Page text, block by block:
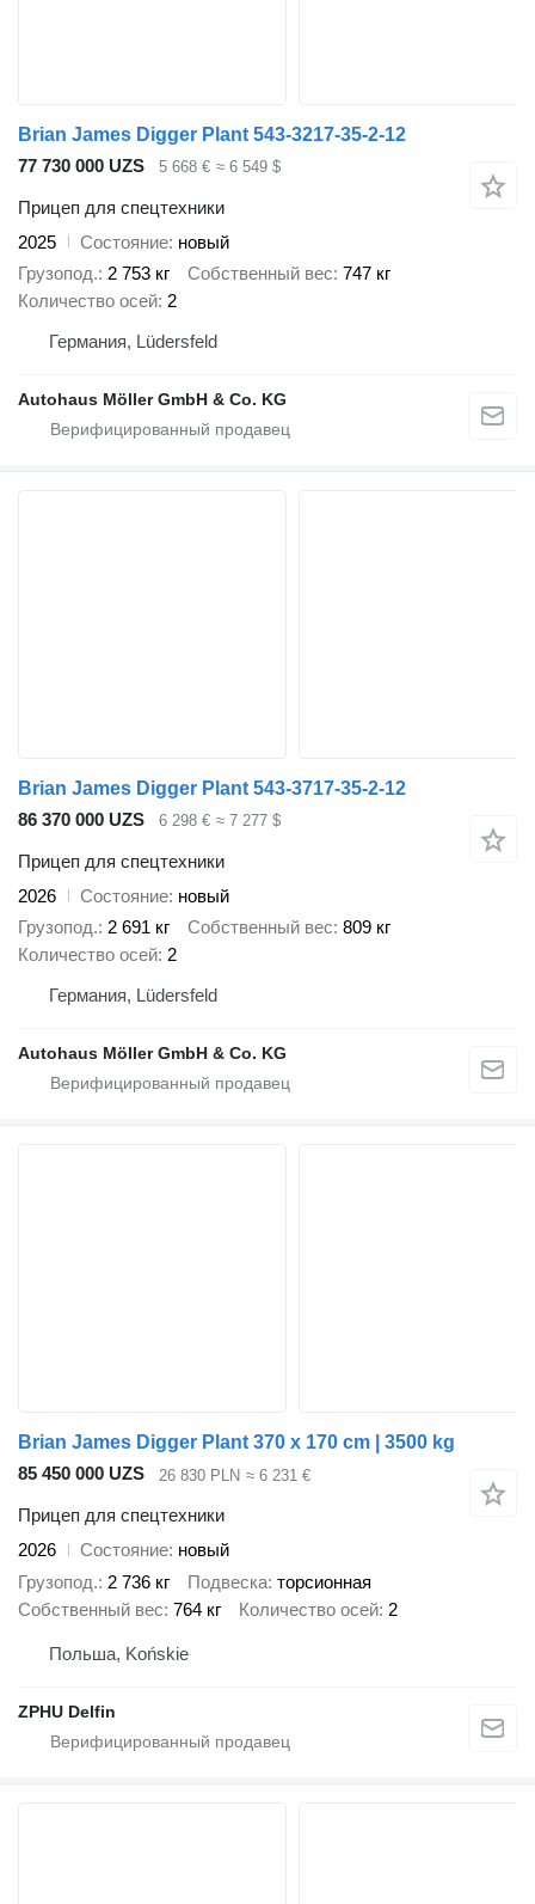
Brian James Digger Plant 543-3217-35-2-12
77 730 000 UZS
5 668 € ≈ 6 549 $
Прицеп для спецтехники
2025
Состояние новый
Грузопод. 2 753 кг Собственный вес 747 кг
Количество осей 2
Германия, Lüdersfeld
Autohaus Möller GmbH & Co. KG
Brian James Digger Plant 543-3717-35-2-12
86 370 000 UZS
6 298 € ≈ 7 277 $
Прицеп для спецтехники
2026
Состояние новый
Грузопод. 2 691 кг Собственный вес 809 кг
Количество осей 2
Германия, Lüdersfeld
Autohaus Möller GmbH & Co. KG
Brian James Digger Plant 370 x 170 cm | 3500 kg
85 450 000 UZS
26 830 PLN ≈ 6 231 €
Прицеп для спецтехники
2026
Состояние новый
Грузопод. 2 736 кг Подвеска торсионная
Собственный вес 764 кг Количество осей 2
Польша, Końskie
ZPHU Delfin